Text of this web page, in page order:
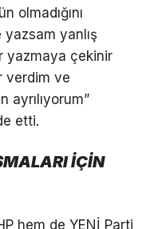
olmadığını
yazsam yanlış
yazmaya çekinir
verdim ve
ayrılıyorum”
etti.
İÇİN
hem de YENİ Parti